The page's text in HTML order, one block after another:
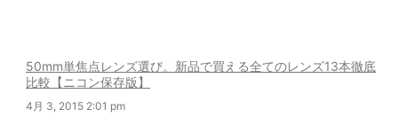
50mm単焦点レンズ選び。新品で買える全てのレンズ13本徹底
比較【ニコン保存版】
4月 3, 2015 2:01 pm